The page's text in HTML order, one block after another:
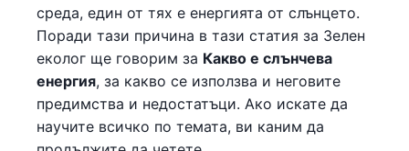
среда, един от тях е енергията от слънцето.
Поради тази причина в тази статия за Зелен
еколог ще говорим за Какво е слънчева
енергия, за какво се използва и неговите
предимства и недостатъци. Ако искате да
научите всичко по темата, ви каним да